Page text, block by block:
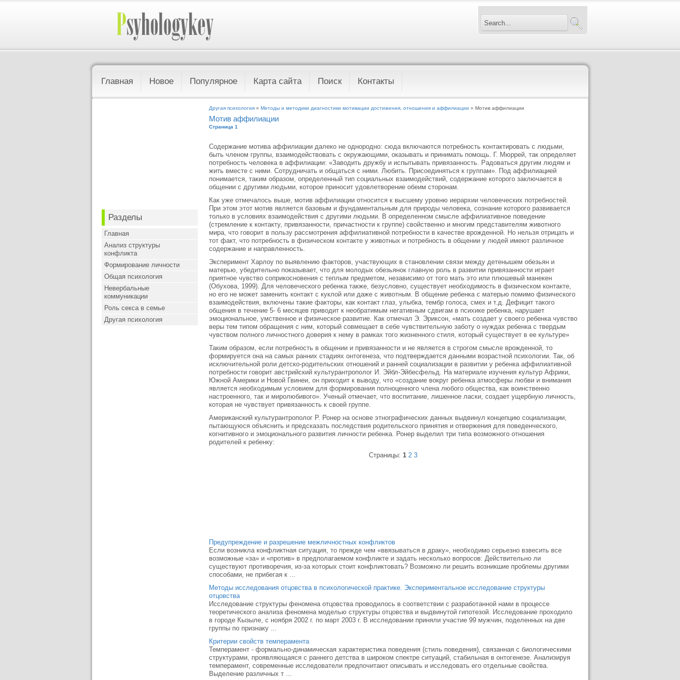
Главная Новое Популярное Карта сайта Поиск Контакты
Разделы
Главная
Анализ структуры
конфликта
Формирование личности
Общая психология
Невербальные
коммуникации
Роль секса в семье
Другая психология
Другая психология » Методы и методики диагностики мотивации достижения, отношения и аффилиации » Мотив аффилиации
Мотив аффилиации
Страница 1
Содержание мотива аффилиации далеко не однородно: сюда включаются потребность контактировать с людьми,
быть членом группы, взаимодействовать с окружающими, оказывать и принимать помощь. Г. Мюррей, так определяет
потребность человека в аффилиации: «Заводить дружбу и испытывать привязанность. Радоваться другим людям и
жить вместе с ними. Сотрудничать и общаться с ними. Любить. Присоединяться к группам». Под аффилиацией
понимается, таким образом, определенный тип социальных взаимодействий, содержание которого заключается в
общении с другими людьми, которое приносит удовлетворение обеим сторонам.
Как уже отмечалось выше, мотив аффилиации относится к высшему уровню иерархии человеческих потребностей.
При этом этот мотив является базовым и фундаментальным для природы человека, сознание которого развивается
только в условиях взаимодействия с другими людьми. В определенном смысле аффилиативное поведение
(стремление к контакту, привязанности, причастности к группе) свойственно и многим представителям животного
мира, что говорит в пользу рассмотрения аффилиативной потребности в качестве врожденной. Но нельзя отрицать и
тот факт, что потребность в физическом контакте у животных и потребность в общении у людей имеют различное
содержание и направленность.
Эксперимент Харлоу по выявлению факторов, участвующих в становлении связи между детенышем обезьян и
матерью, убедительно показывает, что для молодых обезьянок главную роль в развитии привязанности играет
приятное чувство соприкосновения с теплым предметом, независимо от того мать это или плюшевый манекен
(Обухова, 1999). Для человеческого ребенка также, безусловно, существует необходимость в физическом контакте,
но его не может заменить контакт с куклой или даже с животным. В общение ребенка с матерью помимо физического
взаимодействия, включены такие факторы, как контакт глаз, улыбка, тембр голоса, смех и т.д. Дефицит такого
общения в течение 5- 6 месяцев приводит к необратимым негативным сдвигам в психике ребенка, нарушает
эмоциональное, умственное и физическое развитие. Как отмечал Э. Эриксон, «мать создает у своего ребенка чувство
веры тем типом обращения с ним, который совмещает в себе чувствительную заботу о нуждах ребенка с твердым
чувством полного личностного доверия к нему в рамках того жизненного стиля, который существует в ее культуре»
Таким образом, если потребность в общении и привязанности и не является в строгом смысле врожденной, то
формируется она на самых ранних стадиях онтогенеза, что подтверждается данными возрастной психологии. Так, об
исключительной роли детско-родительских отношений и ранней социализации в развитии у ребенка аффилиативной
потребности говорит австрийский культурантрополог И. Эйбл-Эйбесфельд. На материале изучения культур Африки,
Южной Америки и Новой Гвинеи, он приходит к выводу, что «создание вокруг ребенка атмосферы любви и внимания
является необходимым условием для формирования полноценного члена любого общества, как воинственно
настроенного, так и миролюбивого». Ученый отмечает, что воспитание, лишенное ласки, создает ущербную личность,
которая не чувствует привязанность к своей группе.
Американский культурантрополог Р. Ронер на основе этнографических данных выдвинул концепцию социализации,
пытающуюся объяснить и предсказать последствия родительского принятия и отвержения для поведенческого,
когнитивного и эмоционального развития личности ребенка. Ронер выделил три типа возможного отношения
родителей к ребенку:
Страницы: 1 2 3
Предупреждение и разрешение межличностных конфликтов
Если возникла конфликтная ситуация, то прежде чем «ввязываться в драку», необходимо серьезно взвесить все
возможные «за» и «против» в предполагаемом конфликте и задать несколько вопросов: Действительно ли
существуют противоречия, из-за которых стоит конфликтовать? Возможно ли решить возникшие проблемы другими
способами, не прибегая к ...
Методы исследования отцовства в психологической практике. Экспериментальное исследование структуры
отцовства
Исследование структуры феномена отцовства проводилось в соответствии с разработанной нами в процессе
теоретического анализа феномена моделью структуры отцовства и выдвинутой гипотезой. Исследование проходило
в городе Кызыле, с ноября 2002 г. по март 2003 г. В исследовании приняли участие 99 мужчин, поделенных на две
группы по признаку ...
Критерии свойств темперамента
Темперамент - формально-динамическая характеристика поведения (стиль поведения), связанная с биологическими
структурами, проявляющаяся с раннего детства в широком спектре ситуаций, стабильная в онтогенезе. Анализируя
темперамент, современные исследователи предпочитают описывать и исследовать его отдельные свойства.
Выделение различных т ...